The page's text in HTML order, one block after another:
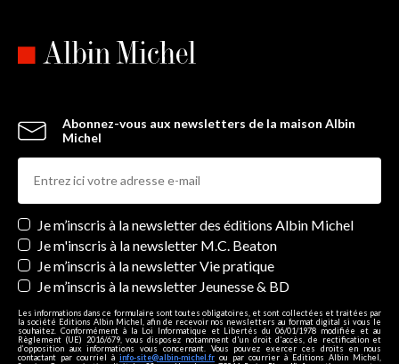
Abonnez-vous aux newsletters de la maison Albin
Michel
Newsletters
Je m’inscris à la newsletter des éditions Albin Michel
Je m'inscris à la newsletter M.C. Beaton
Je m’inscris à la newsletter Vie pratique
Je m’inscris à la newsletter Jeunesse & BD
Les informations dans ce formulaire sont toutes obligatoires, et sont collectées et traitées par
la société Editions Albin Michel, afin de recevoir nos newsletters au format digital si vous le
souhaitez. Conformément à la Loi Informatique et Libertés du 06/01/1978 modifiée et au
Règlement (UE) 2016/679, vous disposez notamment d'un droit d'accès, de rectification et
d’opposition aux informations vous concernant. Vous pouvez exercer ces droits en nous
contactant par courriel à info-site@albin-michel.fr ou par courrier à Editions Albin Michel,